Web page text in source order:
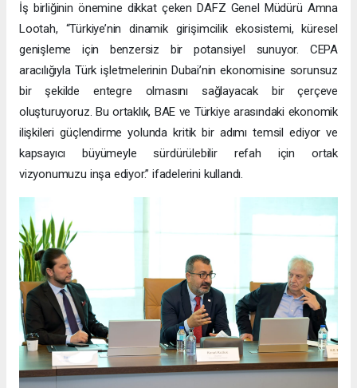
İş birliğinin önemine dikkat çeken DAFZ Genel Müdürü Amna
Lootah, “Türkiye’nin dinamik girişimcilik ekosistemi, küresel
genişleme için benzersiz bir potansiyel sunuyor. CEPA
aracılığıyla Türk işletmelerinin Dubai’nin ekonomisine sorunsuz
bir şekilde entegre olmasını sağlayacak bir çerçeve
oluşturuyoruz. Bu ortaklık, BAE ve Türkiye arasındaki ekonomik
ilişkileri güçlendirme yolunda kritik bir adımı temsil ediyor ve
kapsayıcı büyümeyle sürdürülebilir refah için ortak
vizyonumuzu inşa ediyor.” ifadelerini kullandı.